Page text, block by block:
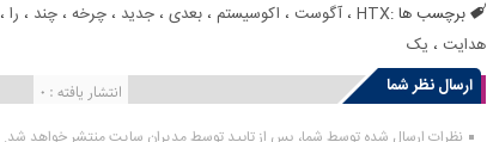
برچسب ها :HTX ،آگوست ، اکوسیستم ،بعدی ،جدید ،چرخه ،چند ، را ،
هدایت ، یک
ارسال نظر شما
انتشار یافته : 0